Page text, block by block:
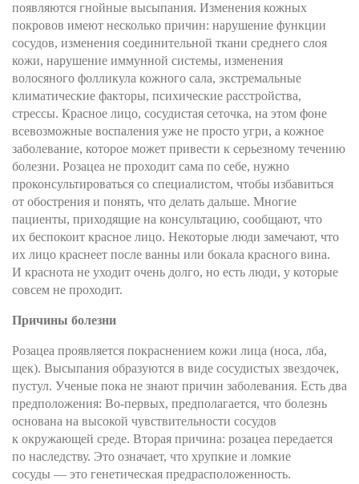
появляются гнойные высыпания. Изменения кожных
покровов имеют несколько причин: нарушение функции
сосудов, изменения соединительной ткани среднего слоя
кожи, нарушение иммунной системы, изменения
волосяного фолликула кожного сала, экстремальные
климатические факторы, психические расстройства,
стрессы. Красное лицо, сосудистая сеточка, на этом фоне
всевозможные воспаления уже не просто угри, а кожное
заболевание, которое может привести к серьезному течению
болезни. Розацеа не проходит сама по себе, нужно
проконсультироваться со специалистом, чтобы избавиться
от обострения и понять, что делать дальше. Многие
пациенты, приходящие на консультацию, сообщают, что
их беспокоит красное лицо. Некоторые люди замечают, что
их лицо краснеет после ванны или бокала красного вина.
И краснота не уходит очень долго, но есть люди, у которые
совсем не проходит.
Причины болезни
Розацеа проявляется покраснением кожи лица (носа, лба,
щек). Высыпания образуются в виде сосудистых звездочек,
пустул. Ученые пока не знают причин заболевания. Есть два
предположения: Во-первых, предполагается, что болезнь
основана на высокой чувствительности сосудов
к окружающей среде. Вторая причина: розацеа передается
по наследству. Это означает, что хрупкие и ломкие
сосуды — это генетическая предрасположенность.